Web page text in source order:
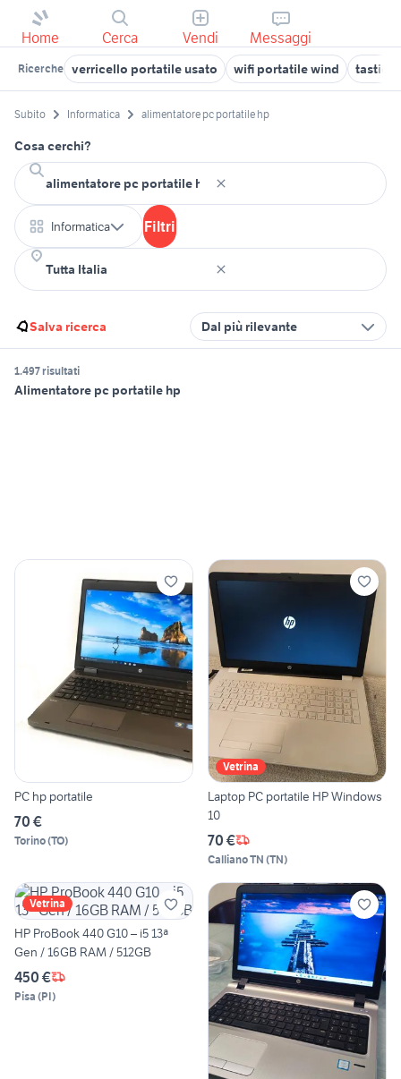
Home Cerca Vendi Messaggi
Ricerche verricello portatile usato wifi portatile wind
Subito Informatica alimentatore pc portatile hp
Cosa cerchi?
Informatica Filtri
Salva ricerca Dal più rilevante
1.497 risultati
Alimentatore pc portatile hp
PC hp portatile
70 €
Torino(TO)
Vetrina
Laptop PC portatile HP Windows
10
70 €
Calliano TN (TN)
Vetrina
HP ProBook 440 G10 – i5 13ª
Gen / 16GB RAM / 512GB
450 €
Pisa (PI)